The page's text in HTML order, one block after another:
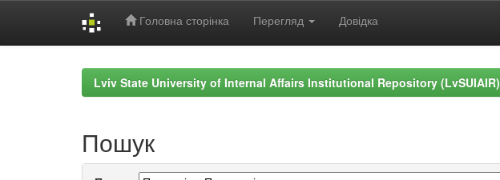
Головна сторінка Перегляд Довідка
Lviv State University of Internal Affairs Institutional Repository (LvSUIAIR)
Пошук